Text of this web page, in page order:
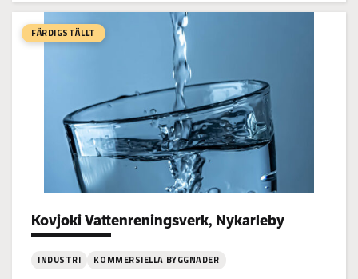
Alholmens
Kraft
Elpanna,
FÄRDIGSTÄLLT
Kovjoki Vattenreningsverk, Nykarleby
Project types:
INDUSTRI KOMMERSIELLA BYGGNADER